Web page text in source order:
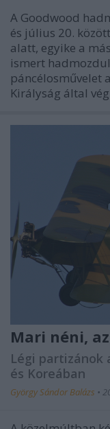
A Goodwood
és július 20.
alatt, egyike a
ismert
páncélosművelet
Királyság által
Mari néni,
Légi partizánok
és Koreában
György Sándor Balázs •